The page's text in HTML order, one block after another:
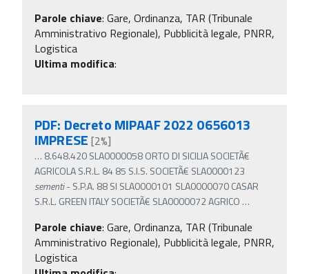
Parole chiave: Gare, Ordinanza, TAR (Tribunale
Amministrativo Regionale), Pubblicità legale, PNRR,
Logistica
Ultima modifica:
PDF: Decreto MIPAAF 2022 0656013
IMPRESE [2%]
… 8.648.420 SLA0000058 ORTO DI SICILIA SOCIETÃ€
AGRICOLA S.R.L. 84 85 S.I.S. SOCIETÃ€ SLA0000123
sementi- S.P.A. 88 SI SLA0000101 SLA0000070 CASAR
S.R.L. GREEN ITALY SOCIETÃ€ SLA0000072 AGRICO …
Parole chiave: Gare, Ordinanza, TAR (Tribunale
Amministrativo Regionale), Pubblicità legale, PNRR,
Logistica